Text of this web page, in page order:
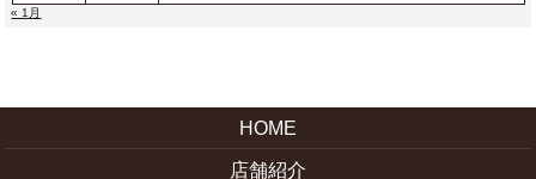
« 1月
HOME
店舗紹介